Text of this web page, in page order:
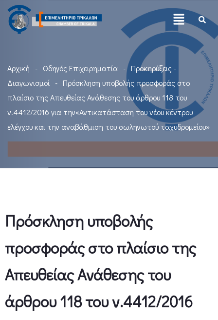
Αρχική Οδηγός Επιχειρηματία
Προκηρύξεις -
Διαγωνισμοί
Πρόσκληση υποβολής προσφοράς στο
πλαίσιο της Απευθείας Ανάθεσης του άρθρου 118 του
ν.4412/2016 για την«Αντικατάσταση του νέου κέντρου
ελέγχου και την αναβάθμιση του σωληνωτού ταχυδρομείου»
Πρόσκληση υποβολής
προσφοράς στο πλαίσιο της
Απευθείας Ανάθεσης του
άρθρου 118 του ν.4412/2016